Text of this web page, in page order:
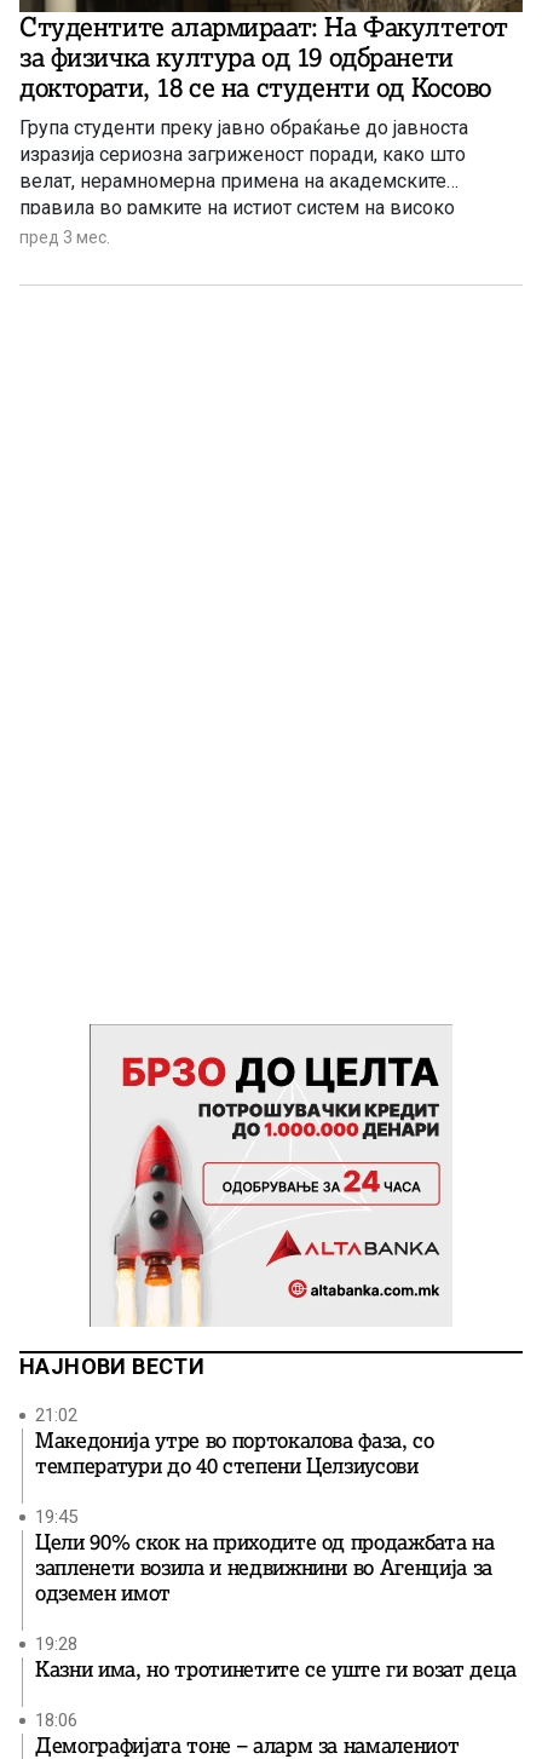
Студентите алармираат: На Факултетот
за физичка култура од 19 одбранети
докторати, 18 се на студенти од Косово
Група студенти преку јавно обраќање до јавноста
изразија сериозна загриженост поради, како што
велат, нерамномерна примена на академските
правила во рамките на истиот систем на високо
образование.
пред 3 мес.
НАЈНОВИ ВЕСТИ
21:02
Македонија утре во портокалова фаза, со
температури до 40 степени Целзиусови
19:45
Цели 90% скок на приходите од продажбата на
запленети возила и недвижнини во Агенција за
одземен имот
19:28
Казни има, но тротинетите се уште ги возат деца
18:06
Демографијата тоне – аларм за намалениот